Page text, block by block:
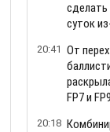
суток
20:41 От
FP7 и FP9
20:18